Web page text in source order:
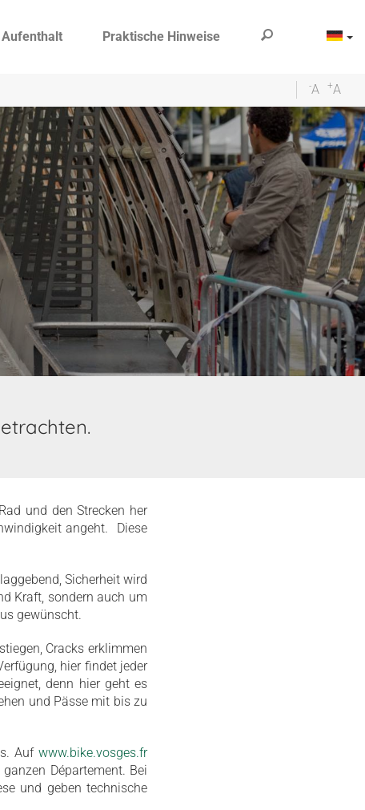
Praktische Hinweise
-A +A
und den Strecken her
angeht. Diese
Sicherheit wird
Kraft, sondern auch um
gewünscht.
Cracks erklimmen
hier findet jeder
denn hier geht es
und Pässe mit bis zu
Auf www.bike.vosges.fr
Département. Bei
und geben technische